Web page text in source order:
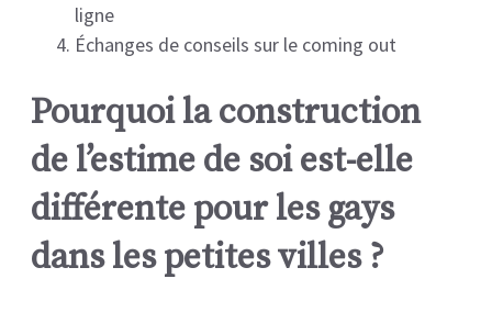
ligne
Échanges de conseils sur le coming out
Pourquoi la construction
de l’estime de soi est-elle
différente pour les gays
dans les petites villes ?